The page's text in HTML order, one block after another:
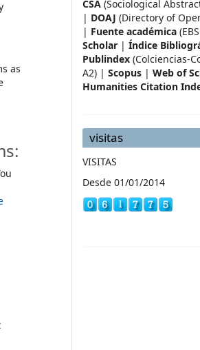
as
CSA (Sociological
| DOAJ (Directory of
| Fuente académica
Scholar| Índice
Publindex (Colciencias-
A2) | Scopus | Web of
Humanities Citation
visitas
VISITAS
Desde 01/01/2014